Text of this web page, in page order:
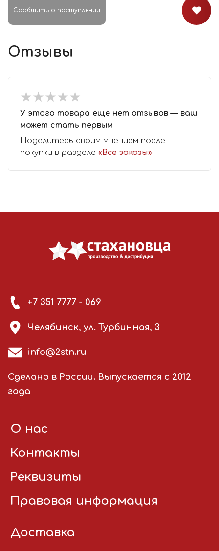
Сообщить о поступлении
Отзывы
★★★★★
★★★★★
У этого товара еще нет отзывов — ваш
может стать первым
Поделитесь своим мнением после
покупки в разделе «Все заказы»
+7 351 7777 - 069
Челябинск, ул. Турбинная, 3
info@2stn.ru
Сделано в России. Выпускается с 2012
года
О нас
Контакты
Реквизиты
Правовая информация
Доставка